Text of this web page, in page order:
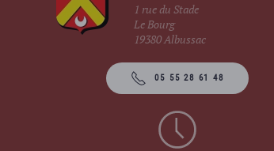
1 rue du Stade
Le Bourg
19380 Albussac
05 55 28 61 48